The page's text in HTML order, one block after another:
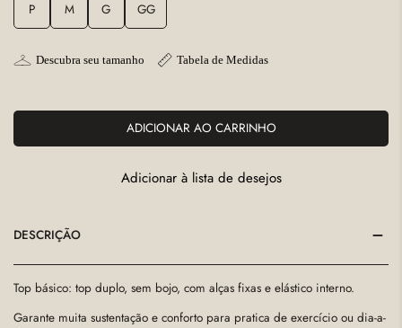
P M G GG
Descubra seu tamanho Tabela de Medidas
ADICIONAR AO CARRINHO
Adicionar à lista de desejos
DESCRIÇÃO
Top básico: top duplo, sem bojo, com alças fixas e elástico interno.
Garante muita sustentação e conforto para pratica de exercício ou dia-a-